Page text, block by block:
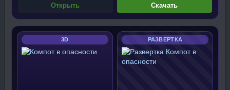
Открыть Скачать
3D РАЗВЕРТКА